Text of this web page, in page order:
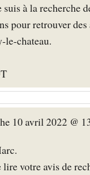
à la recherche
pour retrouver
le-chateau.
10 avril 2022 @
lire votre avis de